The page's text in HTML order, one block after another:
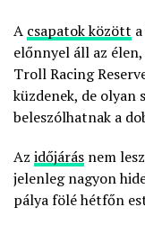
A csapatok között
előnnyel áll az
Troll Racing
küzdenek, de olyan
beleszólhatnak a
Az időjárás nem
jelenleg nagyon
pálya fölé hétfőn